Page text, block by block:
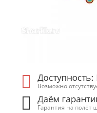
Возможно
Даём
Гарантия на полёт